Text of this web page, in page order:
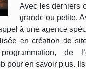
Avec les derniers
grande ou petite.
à une agence
en création de
de
pour en savoir plus.